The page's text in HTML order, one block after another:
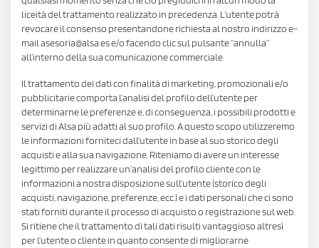
liceità del trattamento realizzato in precedenza. L’utente potrà
revocare il consenso presentandone richiesta al nostro indirizzo e-
mail asesoria@alsa.es e/o facendo clic sul pulsante “annulla”
all’interno della sua comunicazione commerciale.
Il trattamento dei dati con finalità di marketing, promozionali e/o
pubblicitarie comporta l’analisi del profilo dell’utente per
determinarne le preferenze e, di conseguenza, i possibili prodotti e
servizi di Alsa più adatti al suo profilo. A questo scopo utilizzeremo
le informazioni forniteci dall’utente in base al suo storico degli
acquisti e alla sua navigazione. Riteniamo di avere un interesse
legittimo per realizzare un’analisi del profilo cliente con le
informazioni a nostra disposizione sull’utente (storico degli
acquisti, navigazione, preferenze, ecc.) e i dati personali che ci sono
stati forniti durante il processo di acquisto o registrazione sul web.
Si ritiene che il trattamento di tali dati risulti vantaggioso altresì
per l’utente o cliente in quanto consente di migliorarne